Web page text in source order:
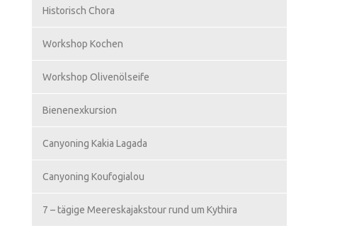
Historisch Chora
Workshop Kochen
Workshop Olivenölseife
Bienenexkursion
Canyoning Kakia Lagada
Canyoning Koufogialou
7 – tägige Meereskajakstour rund um Kythira